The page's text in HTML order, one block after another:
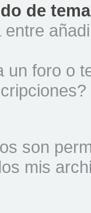
de
un foro o
son
mis